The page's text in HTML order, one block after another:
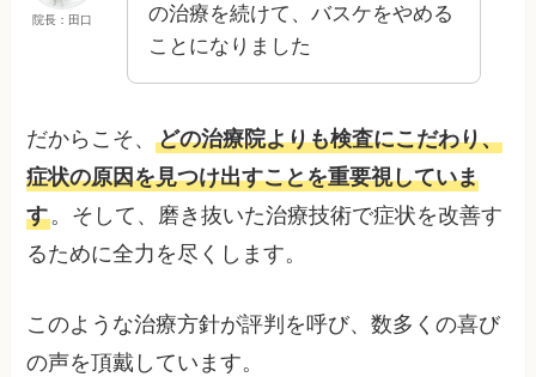
院長：田口
の治療を続けて、バスケをやめる
ことになりました
だからこそ、どの治療院よりも検査にこだわり、
症状の原因を見つけ出すことを重要視していま
す。そして、磨き抜いた治療技術で症状を改善す
るために全力を尽くします。
このような治療方針が評判を呼び、数多くの喜び
の声を頂戴しています。